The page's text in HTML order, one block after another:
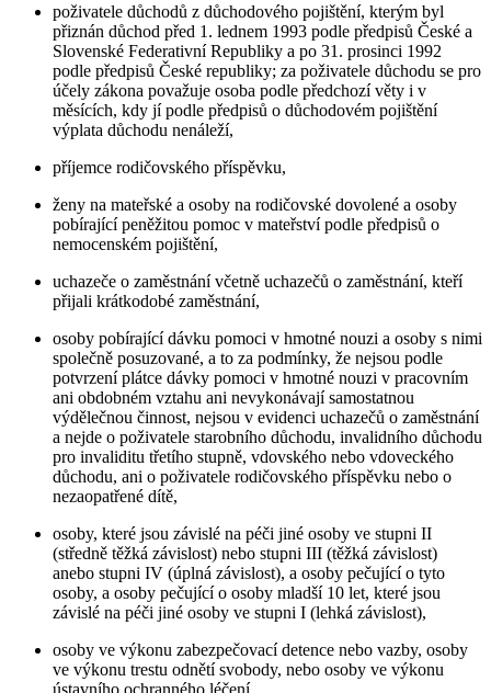
poživatele důchodů z důchodového pojištění, kterým byl
přiznán důchod před 1. lednem 1993 podle předpisů České a
Slovenské Federativní Republiky a po 31. prosinci 1992
podle předpisů České republiky; za poživatele důchodu se pro
účely zákona považuje osoba podle předchozí věty i v
měsících, kdy jí podle předpisů o důchodovém pojištění
výplata důchodu nenáleží,
příjemce rodičovského příspěvku,
ženy na mateřské a osoby na rodičovské dovolené a osoby
pobírající peněžitou pomoc v mateřství podle předpisů o
nemocenském pojištění,
uchazeče o zaměstnání včetně uchazečů o zaměstnání, kteří
přijali krátkodobé zaměstnání,
osoby pobírající dávku pomoci v hmotné nouzi a osoby s nimi
společně posuzované, a to za podmínky, že nejsou podle
potvrzení plátce dávky pomoci v hmotné nouzi v pracovním
ani obdobném vztahu ani nevykonávají samostatnou
výdělečnou činnost, nejsou v evidenci uchazečů o zaměstnání
a nejde o poživatele starobního důchodu, invalidního důchodu
pro invaliditu třetího stupně, vdovského nebo vdoveckého
důchodu, ani o poživatele rodičovského příspěvku nebo o
nezaopatřené dítě,
osoby, které jsou závislé na péči jiné osoby ve stupni II
(středně těžká závislost) nebo stupni III (těžká závislost)
anebo stupni IV (úplná závislost), a osoby pečující o tyto
osoby, a osoby pečující o osoby mladší 10 let, které jsou
závislé na péči jiné osoby ve stupni I (lehká závislost),
osoby ve výkonu zabezpečovací detence nebo vazby, osoby
ve výkonu trestu odnětí svobody, nebo osoby ve výkonu
ústavního ochranného léčení,